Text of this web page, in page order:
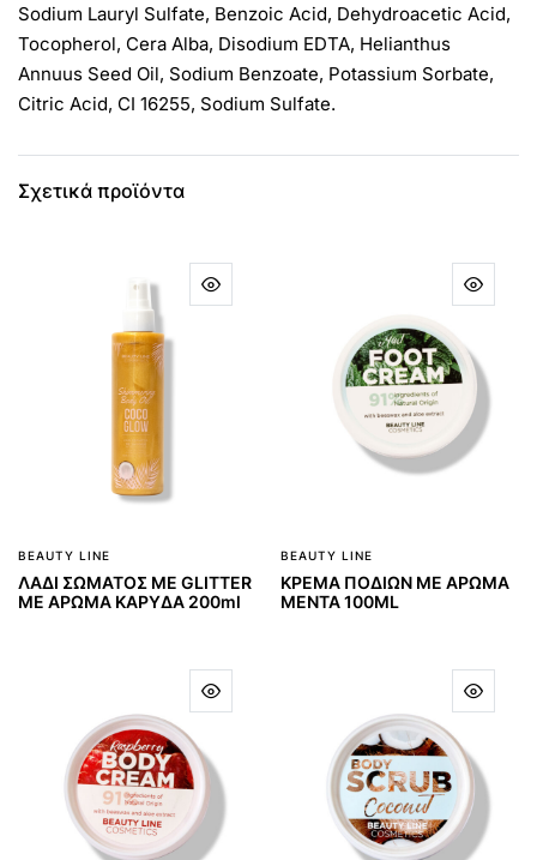
Sodium Lauryl Sulfate, Benzoic Acid, Dehydroacetic Acid,
Tocopherol, Cera Alba, Disodium EDTA, Helianthus
Annuus Seed Oil, Sodium Benzoate, Potassium Sorbate,
Citric Acid, CI 16255, Sodium Sulfate.
Σχετικά προϊόντα
BEAUTY LINE
ΛΑΔΙ ΣΩΜΑΤΟΣ ΜΕ GLITTER
ΜΕ ΑΡΩΜΑ ΚΑΡΥΔΑ 200ml
BEAUTY LINE
ΚΡΕΜΑ ΠΟΔΙΩΝ ΜΕ ΑΡΩΜΑ
ΜΕΝΤΑ 100ML